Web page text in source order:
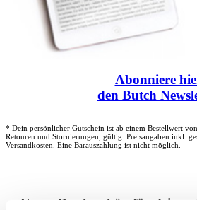
Abonniere
den Butch
* Dein persönlicher Gutschein ist ab einem Bestellwert
Retouren und Stornierungen, gültig. Preisangaben inkl.
Versandkosten. Eine Barauszahlung ist nicht möglich.
Unser Dankeschön für